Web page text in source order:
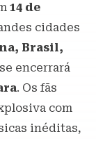
14 de
cidades
Brasil,
encerrará
. Os fãs
com
inéditas,